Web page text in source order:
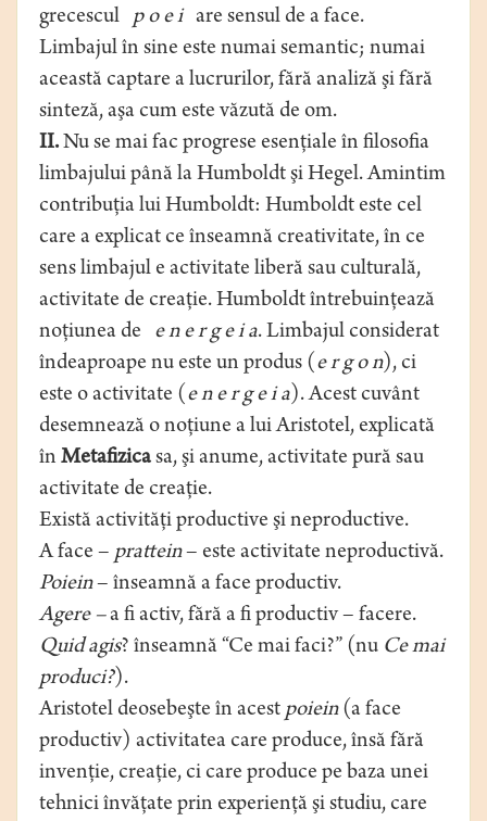
grecescul p o e iare sensul de a face.
Limbajul în sine este numai semantic; numai
această captare a lucrurilor, fără analiză şi fără
sinteză, aşa cum este văzută de om.
II.Nu se mai fac progrese esenţiale în filosofia
limbajului până la Humboldt şi Hegel. Amintim
contribuţia lui Humboldt: Humboldt este cel
care a explicat ce înseamnă creativitate, în ce
sens limbajul e activitate liberă sau culturală,
activitate de creaţie. Humboldt întrebuinţează
noţiunea de e n e r g e i a. Limbajul considerat
îndeaproape nu este un produs (e r g o n), ci
este o activitate (e n e r g e i a). Acest cuvânt
desemnează o noţiune a lui Aristotel, explicată
în Metafizicasa, şi anume, activitate pură sau
activitate de creaţie.
Există activităţi productive şi neproductive.
A face – prattein– este activitate neproductivă.
Poiein– înseamnă a face productiv.
Agere –a fi activ, fără a fi productiv – facere.
Quid agis? înseamnă “Ce mai faci?” (nu Ce mai
produci?).
Aristotel deosebeşte în acest poiein(a face
productiv) activitatea care produce, însă fără
invenţie, creaţie, ci care produce pe baza unei
tehnici învăţate prin experienţă şi studiu, care